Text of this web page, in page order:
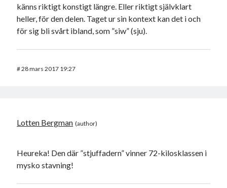
känns riktigt konstigt längre. Eller riktigt självklart
heller, för den delen. Taget ur sin kontext kan det i och
för sig bli svårt ibland, som ”siw” (sju).
#28 mars 2017 19:27
Lotten Bergman
Heureka! Den där ”stjuffadern” vinner 72-kilosklassen i
mysko stavning!